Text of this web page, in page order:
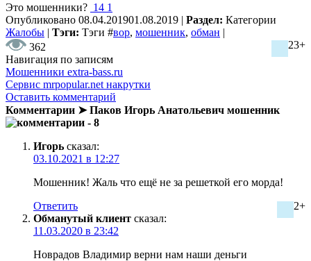
Это мошенники? 14 1
Опубликовано 08.04.201901.08.2019 | Раздел: Категории
Жалобы | Тэги: Тэги #вор, мошенник, обман |
362
23+
Навигация по записям
Мошенники extra-bass.ru
Сервис mrpopular.net накрутки
Оставить комментарий
Комментарии ➤ Паков Игорь Анатольевич мошенник
- 8
Игорь сказал:
03.10.2021 в 12:27
Мошенник! Жаль что ещё не за решеткой его морда!
2+
Ответить
Обманутый клиент сказал:
11.03.2020 в 23:42
Новрадов Владимир верни нам наши деньги